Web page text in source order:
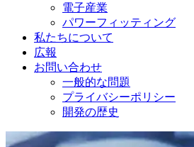
電子産業
パワーフィッティング
私たちについて
広報
お問い合わせ
一般的な問題
プライバシーポリシー
開発の歴史